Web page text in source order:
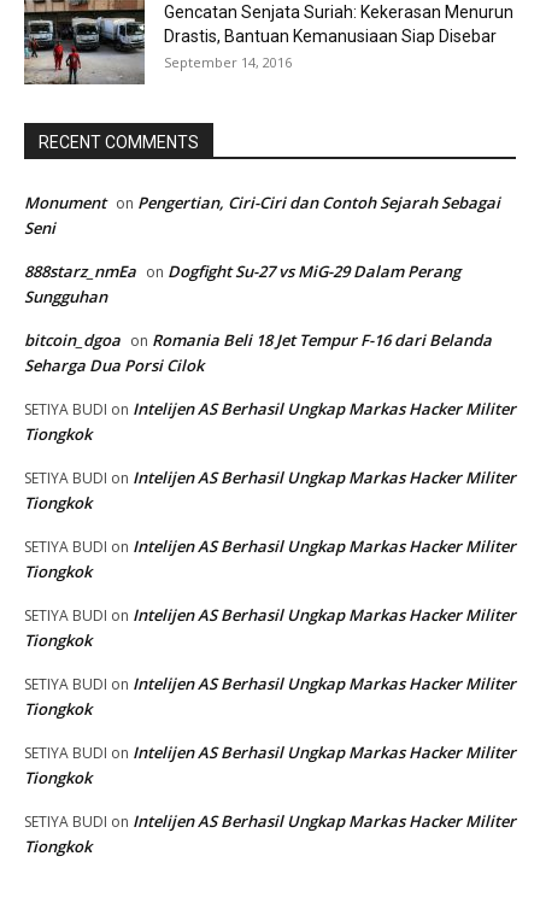
Gencatan Senjata Suriah: Kekerasan Menurun
Drastis, Bantuan Kemanusiaan Siap Disebar
September 14, 2016
RECENT COMMENTS
Monument on Pengertian, Ciri-Ciri dan Contoh Sejarah Sebagai
Seni
888starz_nmEa on Dogfight Su-27 vs MiG-29 Dalam Perang
Sungguhan
bitcoin_dgoa on Romania Beli 18 Jet Tempur F-16 dari Belanda
Seharga Dua Porsi Cilok
SETIYA BUDI on Intelijen AS Berhasil Ungkap Markas Hacker Militer
Tiongkok
SETIYA BUDI on Intelijen AS Berhasil Ungkap Markas Hacker Militer
Tiongkok
SETIYA BUDI on Intelijen AS Berhasil Ungkap Markas Hacker Militer
Tiongkok
SETIYA BUDI on Intelijen AS Berhasil Ungkap Markas Hacker Militer
Tiongkok
SETIYA BUDI on Intelijen AS Berhasil Ungkap Markas Hacker Militer
Tiongkok
SETIYA BUDI on Intelijen AS Berhasil Ungkap Markas Hacker Militer
Tiongkok
SETIYA BUDI on Intelijen AS Berhasil Ungkap Markas Hacker Militer
Tiongkok